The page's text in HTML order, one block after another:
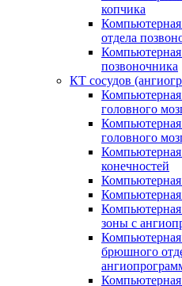
копчика
отдела
позвоночника
КТ сосудов
головного
головного
конечностей
зоны с
брюшного